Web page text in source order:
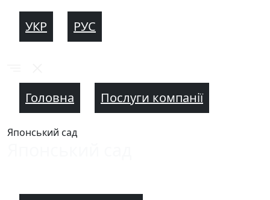
УКР РУС
Головна Послуги компанії
Японський сад